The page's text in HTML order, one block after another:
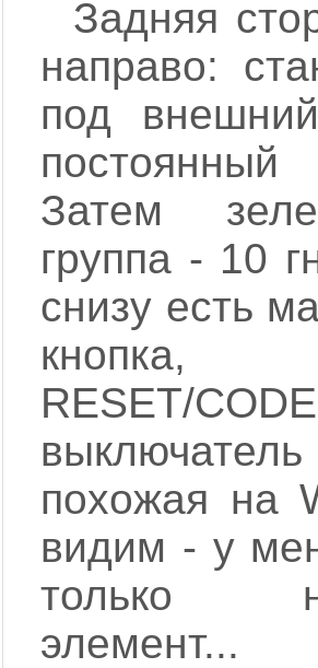
Задняя
направо:
под
Затем
группа - 10
снизу есть
кнопка,
RESET/
похожая на
видим - у
только
элемент...